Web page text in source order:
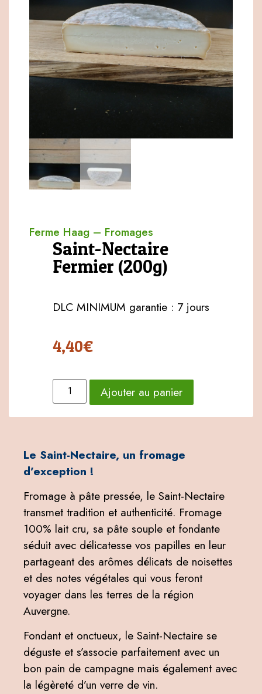
Ferme Haag – Fromages
Saint-Nectaire
Fermier (200g)
DLC MINIMUM garantie : 7 jours
4,40€
Ajouter au panier
Le Saint-Nectaire, un fromage
d’exception !
Fromage à pâte pressée, le Saint-Nectaire
transmet tradition et authenticité. Fromage
100% lait cru, sa pâte souple et fondante
séduit avec délicatesse vos papilles en leur
partageant des arômes délicats de noisettes
et des notes végétales qui vous feront
voyager dans les terres de la région
Auvergne.
Fondant et onctueux, le Saint-Nectaire se
déguste et s’associe parfaitement avec un
bon pain de campagne mais également avec
la légèreté d’un verre de vin.